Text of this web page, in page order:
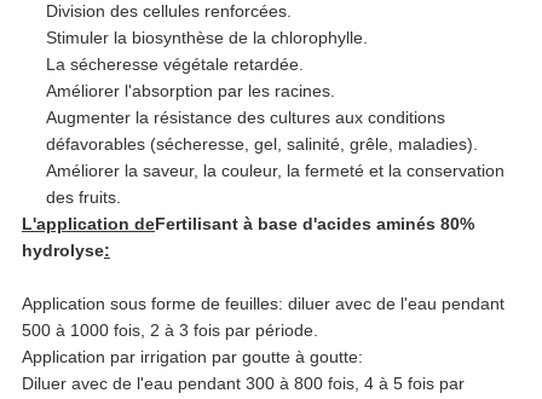
Division des cellules renforcées.
Stimuler la biosynthèse de la chlorophylle.
La sécheresse végétale retardée.
Améliorer l'absorption par les racines.
Augmenter la résistance des cultures aux conditions
défavorables (sécheresse, gel, salinité, grêle, maladies).
Améliorer la saveur, la couleur, la fermeté et la conservation
des fruits.
L'application deFertilisant à base d'acides aminés 80%
hydrolyse:
Application sous forme de feuilles: diluer avec de l'eau pendant
500 à 1000 fois, 2 à 3 fois par période.
Application par irrigation par goutte à goutte:
Diluer avec de l'eau pendant 300 à 800 fois, 4 à 5 fois par